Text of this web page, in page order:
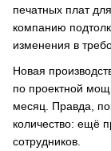
печатных плат
компанию
изменения в
Новая
по проектной
месяц. Правда,
количество: ещё
сотрудников.